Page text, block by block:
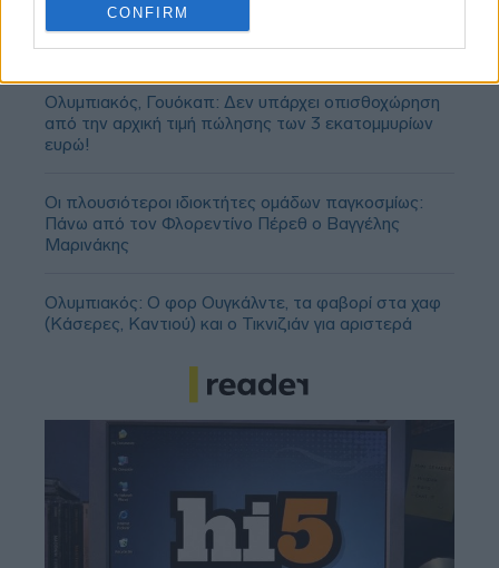
CONFIRM
Ολυμπιακός, Γουόκαπ: Δεν υπάρχει οπισθοχώρηση
από την αρχική τιμή πώλησης των 3 εκατομμυρίων
ευρώ!
Οι πλουσιότεροι ιδιοκτήτες ομάδων παγκοσμίως:
Πάνω από τον Φλορεντίνο Πέρεθ ο Βαγγέλης
Μαρινάκης
Ολυμπιακός: Ο φορ Ουγκάλντε, τα φαβορί στα χαφ
(Κάσερες, Καντιού) και ο Τικνιζιάν για αριστερά